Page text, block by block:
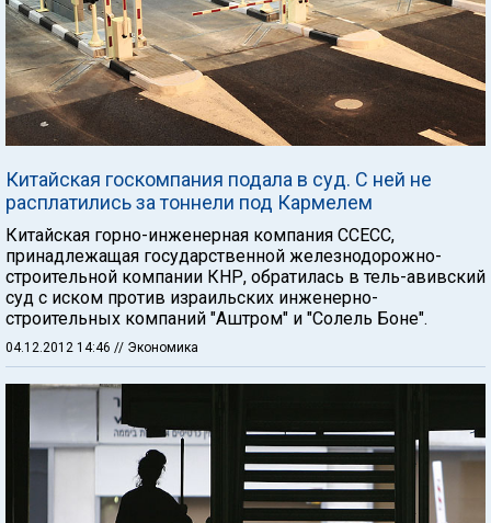
Китайская госкомпания подала в суд. С ней не
расплатились за тоннели под Кармелем
Китайская горно-инженерная компания CCECC,
принадлежащая государственной железнодорожно-
строительной компании КНР, обратилась в тель-авивский
суд с иском против израильских инженерно-
строительных компаний "Аштром" и "Солель Боне".
04.12.2012 14:46 // Экономика